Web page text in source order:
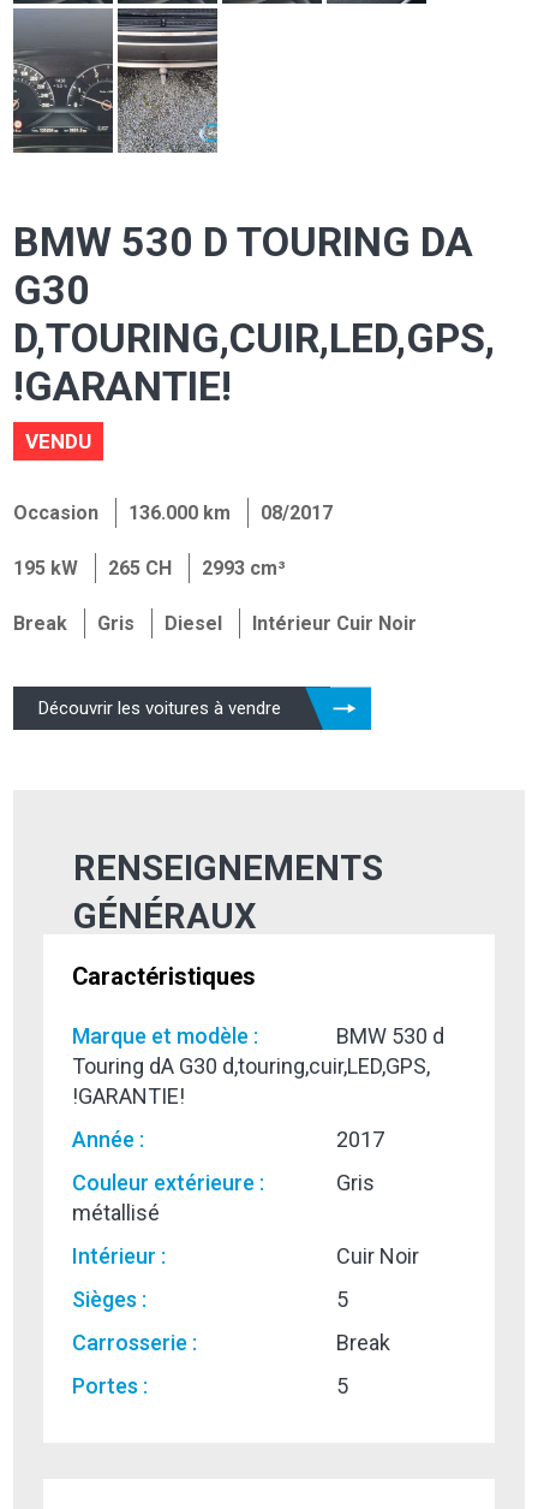
BMW 530 D TOURING DA
G30
D,TOURING,CUIR,LED,GPS,
!GARANTIE!
VENDU
Occasion 136.000 km 08/2017
195 kW 265 CH 2993 cm³
Break Gris Diesel Intérieur Cuir Noir
Découvrir les voitures à vendre
RENSEIGNEMENTS
GÉNÉRAUX
Caractéristiques
Marque et modèle :
BMW 530 d
Touring dA G30 d,touring,cuir,LED,GPS,
!GARANTIE!
Année :
2017
Couleur extérieure :
Gris
métallisé
Intérieur :
Cuir Noir
Sièges :
5
Carrosserie :
Break
Portes :
5